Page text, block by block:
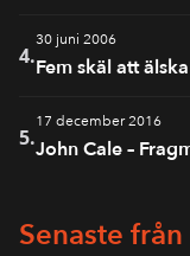
4.
30 juni 2006
Fem skäl att
5.
17 december 2016
John Cale –
Senaste